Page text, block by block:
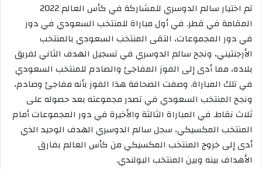
تم اختيار سالم الدوسري للمشاركة في كأس العالم 2022
المقامة في قطر. في أول مباراة للمنتخب السعودي في دور
في دور المجموعات، التقى المنتخب السعودي بالمنتخب
الأرجنتيني، ونجح سالم الدوسري في تسجيل الهدف الثاني لفريق
بلاده، مما أدى إلى الفوز المفاجئ والصادم للمنتخب السعودي
في تلك المباراة. وصفت الصحافة هذا الفوز بأنه مفاجئ وصادم،
ونجح المنتخب السعودي في تصدر مجموعته بعد حصوله على
ثلاث نقاط. في المباراة الثالثة والأخيرة في دور المجموعات أمام
المنتخب المكسيكي، سجل سالم الدوسري الهدف الوحيد الذي
أدى إلى خروج المنتخب المكسيكي من كأس العالم بفارق
الأهداف بينه وبين المنتخب البولندي.